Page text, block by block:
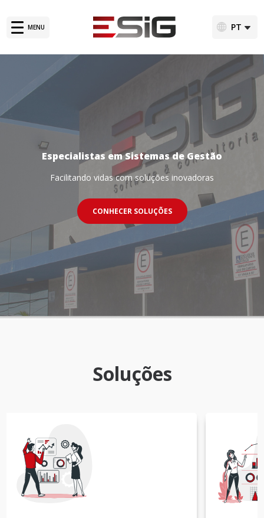
MENU
Clientes
Depoimentos
Notícias
Sistemas SIG – 20 anos
PT
Especialistas em Sistemas de Gestão
Facilitando vidas com soluções inovadoras
CONHECER SOLUÇÕES
Soluções